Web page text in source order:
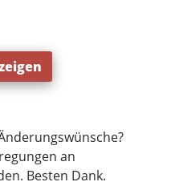
an
Besten Dank.